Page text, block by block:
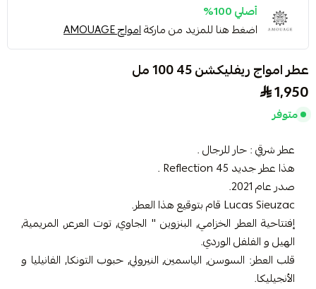
أصلي 100%
اضغط هنا للمزيد من ماركةامواج AMOUAGE
عطر امواج ريفليكشن 45 100 مل
1,950
متوفر
عطر شرقي : حار للرجال .
هذا عطر جديد Reflection 45 .
صدر عام 2021.
Lucas Sieuzac قام بتوقيع هذا العطر.
إفتتاحية العطر الخزامي, البنزوين '' الجاوي, توت العرعر, المريمية,
الهيل و الفلفل الوردي.
قلب العطر: السوسن, الياسمين, النيرولي, حبوب التونكا, الفانيليا و
الأنجيليكا.